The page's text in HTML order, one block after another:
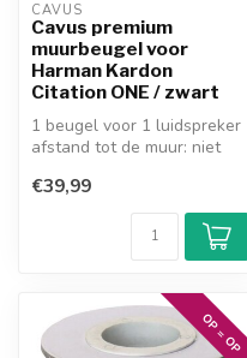
CAVUS
Cavus premium
muurbeugel voor
Harman Kardon
Citation ONE / zwart
1 beugel voor 1 luidspreker
afstand tot de muur: niet
60° draaibare en 20...
€39,99
OP = OP